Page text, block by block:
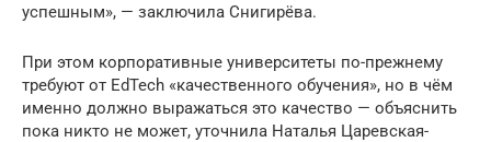
успешным», — заключила Снигирёва.
При этом корпоративные университеты по-прежнему
требуют от EdTech «качественного обучения», но в чём
именно должно выражаться это качество — объяснить
пока никто не может, уточнила Наталья Царевская-